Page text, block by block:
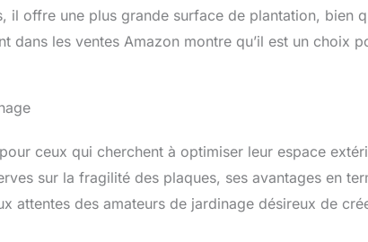
il offre une plus grande surface de plantation, bien
dans les ventes Amazon montre qu’il est un choix
ceux qui cherchent à optimiser leur espace
sur la fragilité des plaques, ses avantages en
attentes des amateurs de jardinage désireux de